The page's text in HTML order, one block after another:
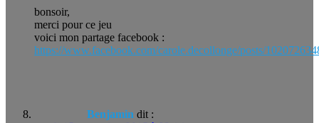
bonsoir,
merci pour ce jeu
voici mon partage facebook :
https://www.facebook.com/carole.decollonge/posts/
Benjamin dit :